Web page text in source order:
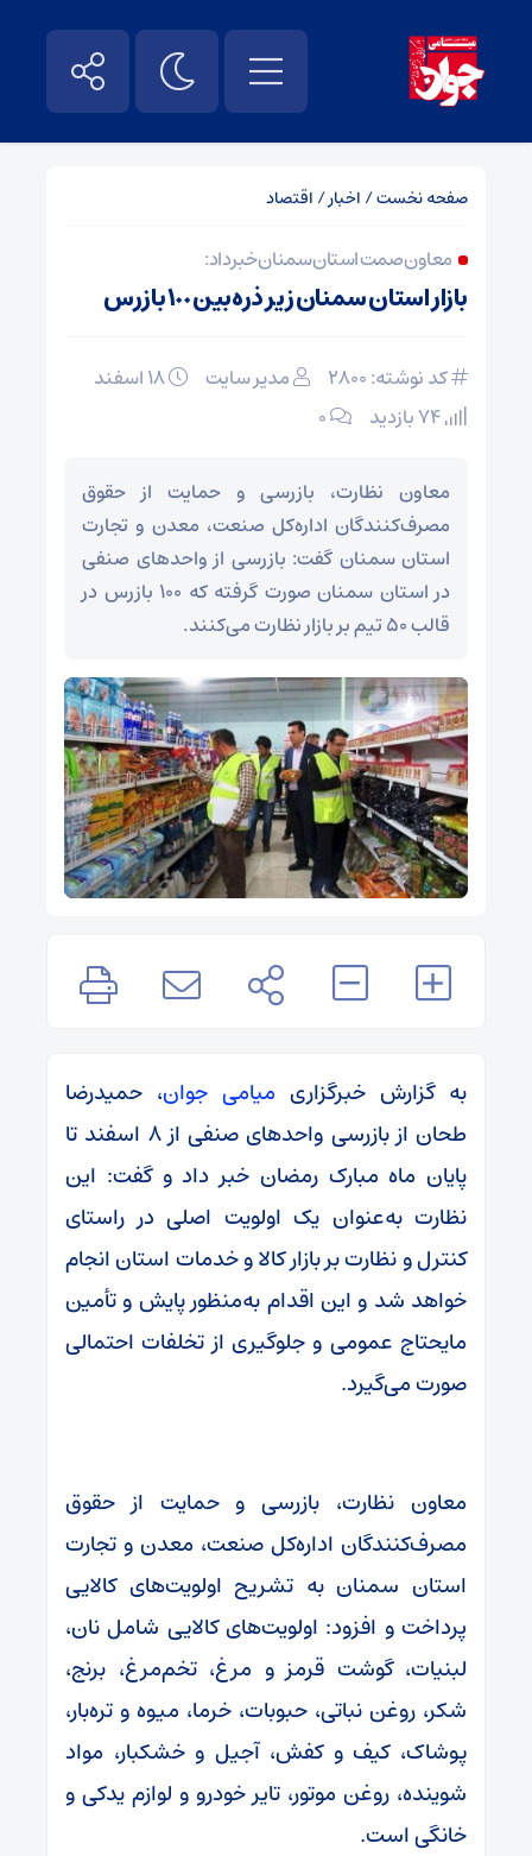
صفحه نخست/ اخبار/ اقتصاد
معاون صمت استان سمنان خبر داد:
بازار استان سمنان زیر ذره‌بین ۱٠٠ بازرس
کد نوشته: 2800 مدیر سایت
۰
معاون نظارت، بازرسی و حمایت از حقوق
مصرف‌کنندگان اداره‌کل صنعت، معدن و تجارت
استان سمنان گفت: بازرسی از واحدهای صنفی
در استان سمنان صورت گرفته که ۱۰۰ بازرس در
قالب ۵۰ تیم بر بازار نظارت می‌کنند.
به گزارش خبرگزاری میامی جوان، حمیدرضا
طحان از بازرسی واحدهای صنفی از ۸ اسفند تا
پایان ماه مبارک رمضان خبر داد و گفت: این
نظارت به‌عنوان یک اولویت اصلی در راستای
کنترل و نظارت بر بازار کالا و خدمات استان انجام
خواهد شد و این اقدام به‌منظور پایش و تأمین
مایحتاج عمومی و جلوگیری از تخلفات احتمالی
صورت می‌گیرد.
معاون نظارت، بازرسی و حمایت از حقوق
مصرف‌کنندگان اداره‌کل صنعت، معدن و تجارت
استان سمنان به تشریح اولویت‌های کالایی
پرداخت و افزود: اولویت‌های کالایی شامل نان،
لبنیات، گوشت قرمز و مرغ، تخم‌مرغ، برنج،
شکر، روغن نباتی، حبوبات، خرما، میوه و تره‌بار،
پوشاک، کیف و کفش، آجیل و خشکبار، مواد
شوینده، روغن موتور، تایر خودرو و لوازم یدکی و
خانگی است.